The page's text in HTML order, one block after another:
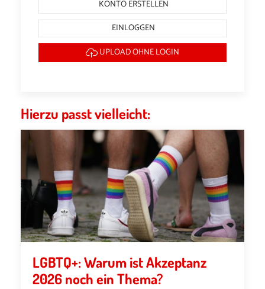
KONTO ERSTELLEN
EINLOGGEN
UPLOAD OHNE LOGIN
Hierzu passt vielleicht:
LGBTQ+: Warum ist Akzeptanz
2026 noch ein Thema?